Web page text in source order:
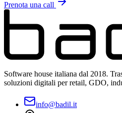
Prenota una call
Software house italiana dal 2018.
soluzioni digitali per retail, GDO,
info@badil.it